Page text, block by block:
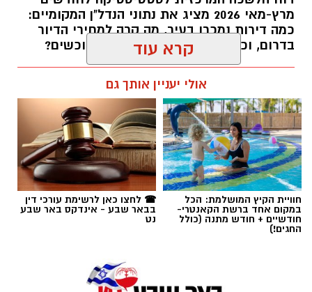
מרץ-מאי 2026 מציג את נתוני הנדל"ן המקומיים:
כמה דירות נמכרו בעיר, מה קרה למחירי הדיור
בדרום, וכמה דירות ממתינות עדיין לרוכשים?
תגים:באר שבע, דירות
קרא עוד
אולי יעניין אותך גם
חוויית הקיץ המושלמת: הכל
במקום אחד ברשת הקאנטרי-
חודשיים + חודש מתנה (כולל
החגים!)
☎ לחצו כאן לרשימת עורכי דין
בבאר שבע - אינדקס באר שבע
נט